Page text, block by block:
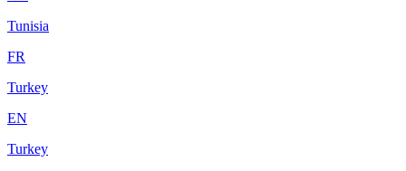
Tunisia
FR
Turkey
EN
Turkey